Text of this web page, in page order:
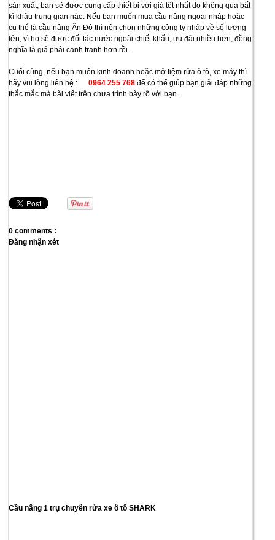
sản xuất, bạn sẽ được cung cấp thiết bị với giá tốt nhất do không qua bất
kì khâu trung gian nào. Nếu bạn muốn mua cầu nâng ngoại nhập hoặc
cụ thể là cầu nâng Ấn Độ thì nên chọn những công ty nhập về số lượng
lớn, vì họ sẽ được đối tác nước ngoài chiết khấu, ưu đãi nhiều hơn, đồng
nghĩa là giá phải cạnh tranh hơn rồi.
Cuối cùng, nếu bạn muốn kinh doanh hoặc mở tiệm rửa ô tô, xe máy thì
hãy vui lòng liên hệ :0964 255 768 để có thể giúp bạn giải đáp những
thắc mắc mà bài viết trên chưa trình bày rõ với bạn.
0 comments :
Đăng nhận xét
Cầu nâng 1 trụ chuyên rửa xe ô tô SHARK